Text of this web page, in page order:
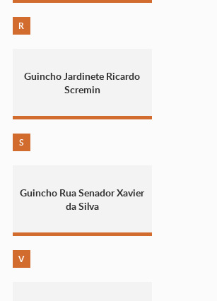
R
Guincho Jardinete Ricardo
Scremin
S
Guincho Rua Senador Xavier
da Silva
V